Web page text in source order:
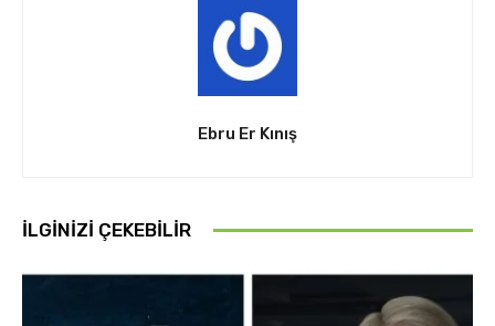
Ebru Er Kınış
İLGINIZI ÇEKEBILIR